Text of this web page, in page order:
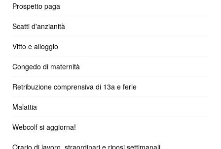
Prospetto paga
Scatti d'anzianità
Vitto e alloggio
Congedo di maternità
Retribuzione comprensiva di 13a e ferie
Malattia
Webcolf si aggiorna!
Orario di lavoro, straordinari e riposi settimanali